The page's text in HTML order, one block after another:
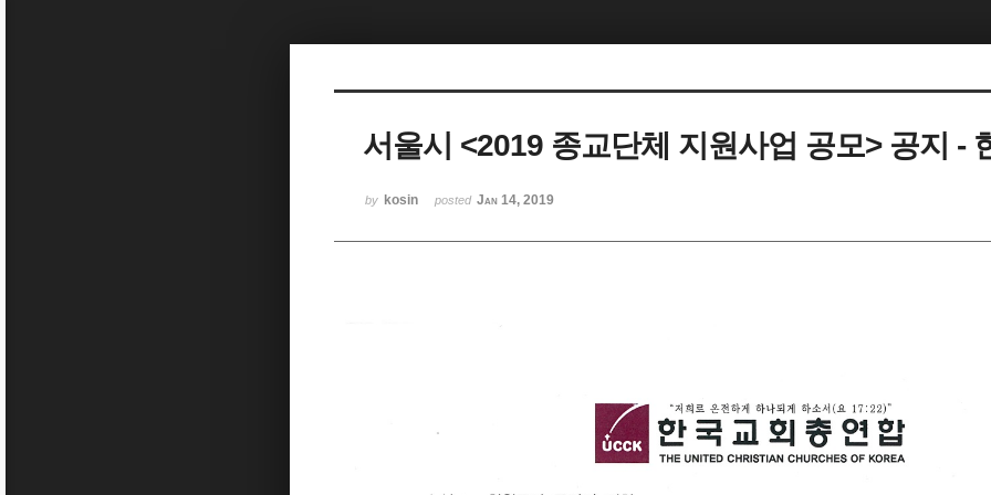
서울시 <2019 종교단체 지원사업 공모> 공지 -
by kosin posted Jan 14, 2019
Sketchbook5, 스케치북5
Sketchbook5, 스케치북5